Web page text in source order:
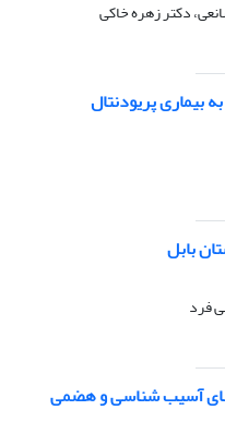
دکتر زهره خاکی
بیماری پریودنتال
بابل
فرد
آسیب شناسی و هضمی